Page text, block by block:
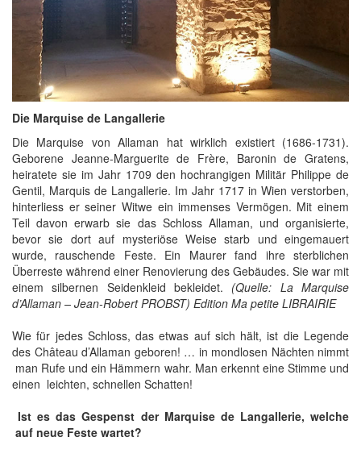
Die Marquise de Langallerie
Die Marquise von Allaman hat wirklich existiert (1686-1731).
Geborene Jeanne-Marguerite de Frère, Baronin de Gratens,
heiratete sie im Jahr 1709 den hochrangigen Militär Philippe de
Gentil, Marquis de Langallerie. Im Jahr 1717 in Wien verstorben,
hinterliess er seiner Witwe ein immenses Vermögen. Mit einem
Teil davon erwarb sie das Schloss Allaman, und organisierte,
bevor sie dort auf mysteriöse Weise starb und eingemauert
wurde, rauschende Feste. Ein Maurer fand ihre sterblichen
Überreste während einer Renovierung des Gebäudes. Sie war mit
einem silbernen Seidenkleid bekleidet. (Quelle: La Marquise
d’Allaman – Jean-Robert PROBST) Edition Ma petite LIBRAIRIE
Wie für jedes Schloss, das etwas auf sich hält, ist die Legende
des Château d’Allaman geboren! … in mondlosen Nächten nimmt
man Rufe und ein Hämmern wahr. Man erkennt eine Stimme und
einen leichten, schnellen Schatten!
Ist es das Gespenst der Marquise de Langallerie, welche
auf neue Feste wartet?